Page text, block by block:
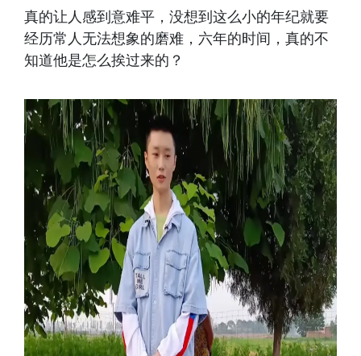
真的让人感到意难平，没想到这么小的年纪就要
经历常人无法想象的磨难，六年的时间，真的不
知道他是怎么挨过来的？